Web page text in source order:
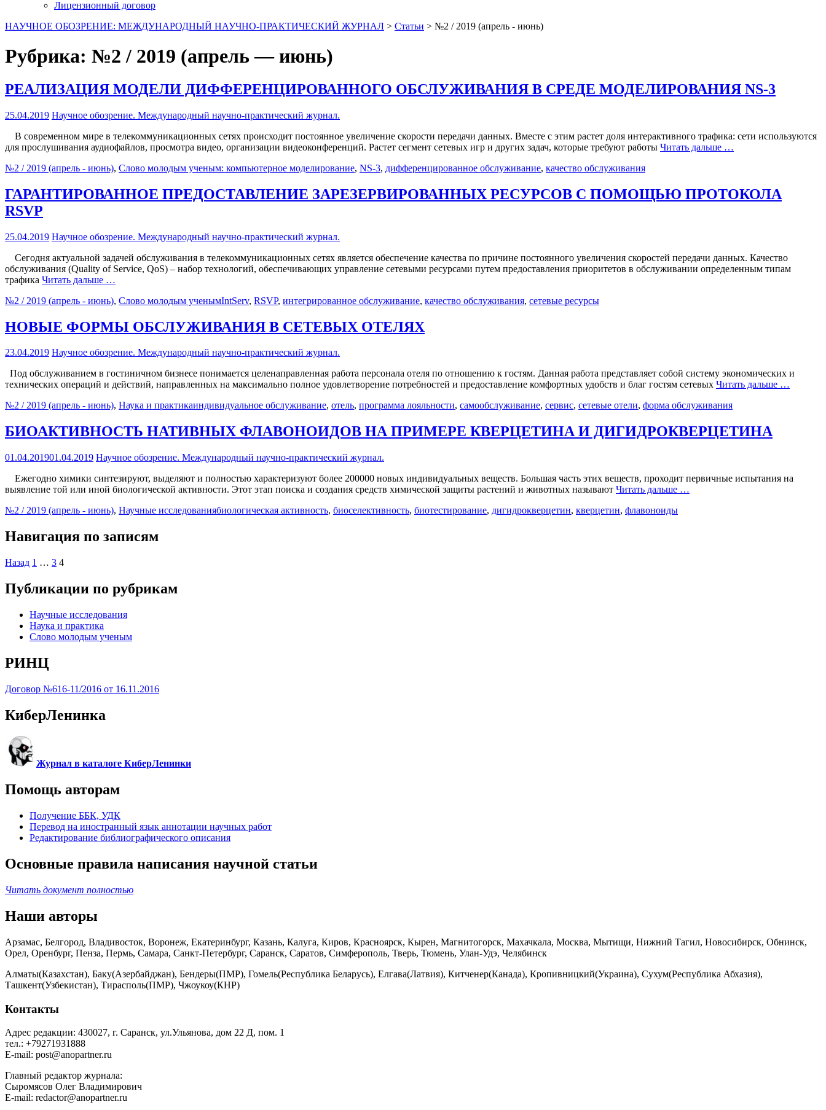
Лицензионный договор
НАУЧНОЕ ОБОЗРЕНИЕ: МЕЖДУНАРОДНЫЙ НАУЧНО-ПРАКТИЧЕСКИЙ ЖУРНАЛ > Статьи > №2 / 2019 (апрель - июнь)
Рубрика: №2 / 2019 (апрель — июнь)
РЕАЛИЗАЦИЯ МОДЕЛИ ДИФФЕРЕНЦИРОВАННОГО ОБСЛУЖИВАНИЯ В СРЕДЕ МОДЕЛИРОВАНИЯ NS-3
25.04.2019 Научное обозрение. Международный научно-практический журнал.
В современном мире в телекоммуникационных сетях происходит постоянное увеличение скорости передачи данных. Вместе с этим растет доля интерактивного трафика: сети используются
для прослушивания аудиофайлов, просмотра видео, организации видеоконференций. Растет сегмент сетевых игр и других задач, которые требуют работы Читать дальше …
№2 / 2019 (апрель - июнь), Слово молодым ученым: компьютерное моделирование, NS-3, дифференцированное обслуживание, качество обслуживания
ГАРАНТИРОВАННОЕ ПРЕДОСТАВЛЕНИЕ ЗАРЕЗЕРВИРОВАННЫХ РЕСУРСОВ С ПОМОЩЬЮ ПРОТОКОЛА
RSVP
25.04.2019 Научное обозрение. Международный научно-практический журнал.
Сегодня актуальной задачей обслуживания в телекоммуникационных сетях является обеспечение качества по причине постоянного увеличения скоростей передачи данных. Качество
обслуживания (Quality of Service, QoS) – набор технологий, обеспечивающих управление сетевыми ресурсами путем предоставления приоритетов в обслуживании определенным типам
трафика Читать дальше …
№2 / 2019 (апрель - июнь), Слово молодым ученымIntServ, RSVP, интегрированное обслуживание, качество обслуживания, сетевые ресурсы
НОВЫЕ ФОРМЫ ОБСЛУЖИВАНИЯ В СЕТЕВЫХ ОТЕЛЯХ
23.04.2019 Научное обозрение. Международный научно-практический журнал.
Под обслуживанием в гостиничном бизнесе понимается целенаправленная работа персонала отеля по отношению к гостям. Данная работа представляет собой систему экономических и
технических операций и действий, направленных на максимально полное удовлетворение потребностей и предоставление комфортных удобств и благ гостям сетевых Читать дальше …
№2 / 2019 (апрель - июнь), Наука и практикаиндивидуальное обслуживание, отель, программа лояльности, самообслуживание, сервис, сетевые отели, форма обслуживания
БИОАКТИВНОСТЬ НАТИВНЫХ ФЛАВОНОИДОВ НА ПРИМЕРЕ КВЕРЦЕТИНА И ДИГИДРОКВЕРЦЕТИНА
01.04.201901.04.2019 Научное обозрение. Международный научно-практический журнал.
Ежегодно химики синтезируют, выделяют и полностью характеризуют более 200000 новых индивидуальных веществ. Большая часть этих веществ, проходит первичные испытания на
выявление той или иной биологической активности. Этот этап поиска и создания средств химической защиты растений и животных называют Читать дальше …
№2 / 2019 (апрель - июнь), Научные исследованиябиологическая активность, биоселективность, биотестирование, дигидрокверцетин, кверцетин, флавоноиды
Навигация по записям
Назад 1 … 3 4
Публикации по рубрикам
Научные исследования
Наука и практика
Слово молодым ученым
РИНЦ
Договор №616-11/2016 от 16.11.2016
КиберЛенинка
Журнал в каталоге КиберЛенинки
Помощь авторам
Получение ББК, УДК
Перевод на иностранный язык аннотации научных работ
Редактирование библиографического описания
Основные правила написания научной статьи
Читать документ полностью
Наши авторы
Арзамас, Белгород, Владивосток, Воронеж, Екатеринбург, Казань, Калуга, Киров, Красноярск, Кырен, Магнитогорск, Махачкала, Москва, Мытищи, Нижний Тагил, Новосибирск, Обнинск,
Орел, Оренбург, Пенза, Пермь, Самара, Санкт-Петербург, Саранск, Саратов, Симферополь, Тверь, Тюмень, Улан-Удэ, Челябинск
Алматы(Казахстан), Баку(Азербайджан), Бендеры(ПМР), Гомель(Республика Беларусь), Елгава(Латвия), Китченер(Канада), Кропивницкий(Украина), Сухум(Республика Абхазия),
Ташкент(Узбекистан), Тирасполь(ПМР), Чжоукоу(КНР)
Контакты
Адрес редакции: 430027, г. Саранск, ул.Ульянова, дом 22 Д, пом. 1
тел.: +79271931888
E-mail: post@anopartner.ru
Главный редактор журнала:
Сыромясов Олег Владимирович
E-mail: redactor@anopartner.ru